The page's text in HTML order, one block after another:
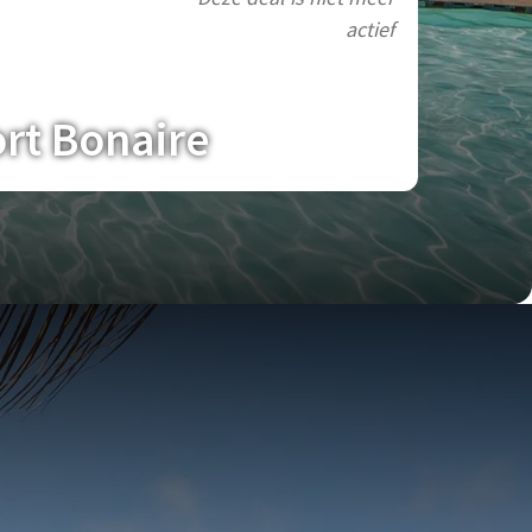
Bonaire
actief